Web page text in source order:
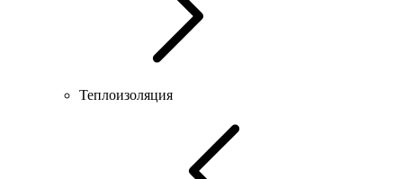
Теплоизоляция